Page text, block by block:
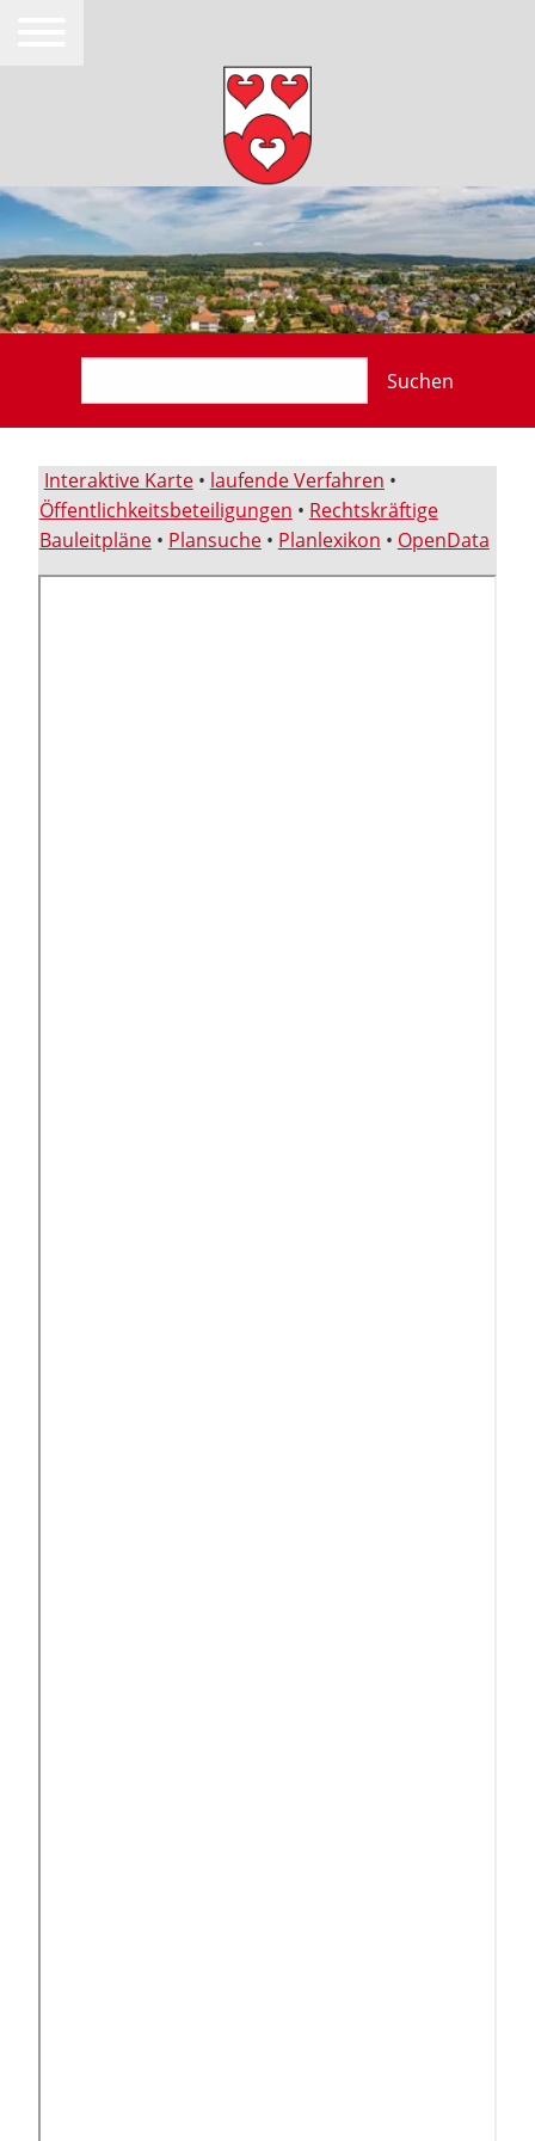
Suchen
Interaktive Karte• laufende Verfahren •
Öffentlichkeitsbeteiligungen • Rechtskräftige
Bauleitpläne• Plansuche• Planlexikon • OpenData